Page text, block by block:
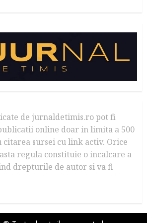
de jurnaldetimis.ro pot fi
online doar in limita a 500
citarea sursei cu link activ. Orice
regula constituie o incalcare a
drepturile de autor si va fi